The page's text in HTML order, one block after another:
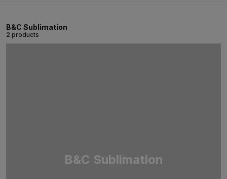
B&C Sublimation
2 products
B&C Sublimation